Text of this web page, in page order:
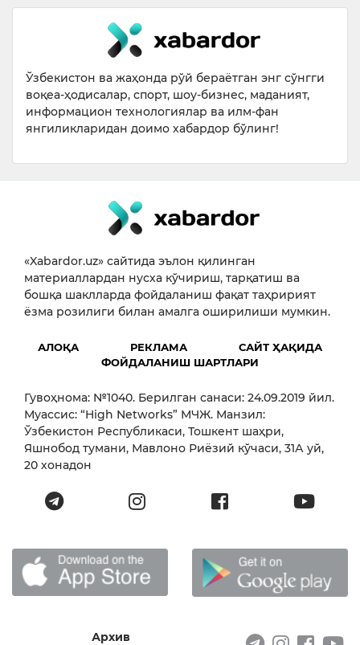
Ўзбекистон ва жаҳонда рўй бераётган энг сўнгги
воқеа-ҳодисалар, спорт, шоу-бизнес, маданият,
информацион технологиялар ва илм-фан
янгиликларидан доимо хабардор бўлинг!
«Xabardor.uz» сайтида эълон қилинган
материаллардан нусха кўчириш, тарқатиш ва
бошқа шаклларда фойдаланиш фақат таҳририят
ёзма розилиги билан амалга оширилиши мумкин.
АЛОҚА РЕКЛАМА
САЙТ ҲАҚИДА
ФОЙДАЛАНИШ ШАРТЛАРИ
Гувоҳнома: №1040. Берилган санаси: 24.09.2019 йил.
Муассис: “High Networks” МЧЖ. Манзил:
Ўзбекистон Республикаси, Тошкент шаҳри,
Яшнобод тумани, Мавлоно Риёзий кўчаси, 31А уй,
20 хонадон
Архив